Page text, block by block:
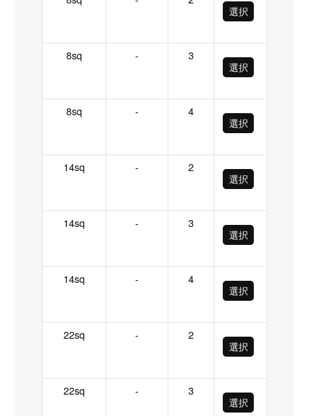
選択
8sq -
3
選択
8sq -
4
選択
14sq -
2
選択
14sq -
3
選択
14sq -
4
選択
22sq -
2
選択
22sq -
3
選択